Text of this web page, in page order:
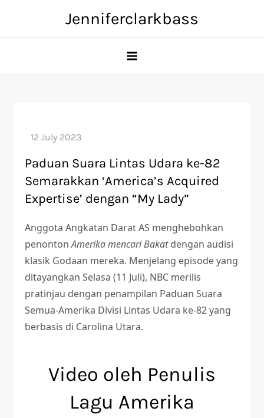
Jenniferclarkbass
Paduan Suara Lintas Udara ke-82
Semarakkan ‘America’s Acquired
Expertise’ dengan “My Lady”
Anggota Angkatan Darat AS menghebohkan
penontonAmerika mencari Bakatdengan audisi
klasik Godaan mereka. Menjelang episode yang
ditayangkan Selasa (11 Juli), NBC merilis
pratinjau dengan penampilan Paduan Suara
Semua-Amerika Divisi Lintas Udara ke-82 yang
berbasis di Carolina Utara.
Video oleh Penulis
Lagu Amerika